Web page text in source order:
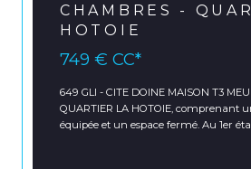
CHAMBRES -
HOTOIE
749 € CC*
649 GLI - CITE DOINE MAISON T3
QUARTIER LA HOTOIE, comprenant
équipée et un espace fermé. Au 1er